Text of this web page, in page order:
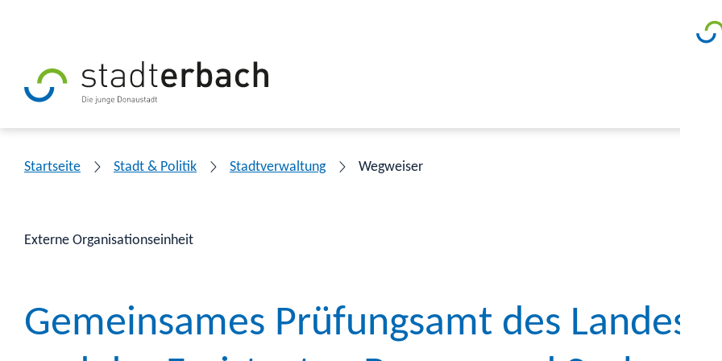
Startseite Stadt & Politik Stadtverwaltung Wegweiser
Externe Organisationseinheit
Gemeinsames Prüfungsamt des Landes